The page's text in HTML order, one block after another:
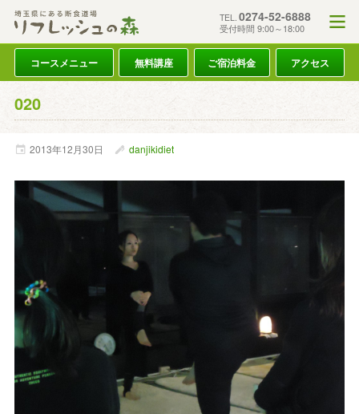
TEL. 0274-52-6888
受付時間 9:00～18:00
コースメニュー 無料講座 ご宿泊料金 アクセス
020
2013年12月30日 danjikidiet